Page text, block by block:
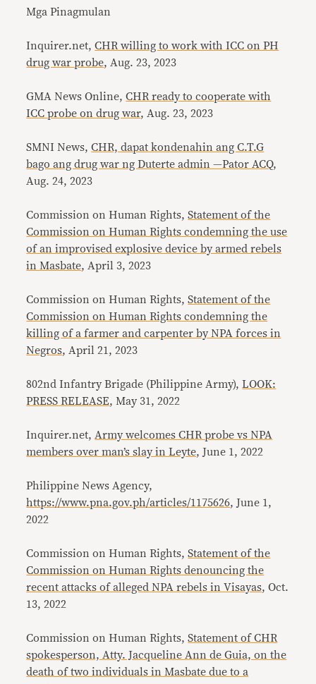
Mga Pinagmulan
Inquirer.net,CHR willing to work with ICC on PH
drug war probe, Aug. 23, 2023
GMA News Online,CHR ready to cooperate with
ICC probe on drug war, Aug. 23, 2023
SMNI News,CHR, dapat kondenahin ang C.T.G
bago ang drug war ng Duterte admin —Pator ACQ,
Aug. 24, 2023
Commission on Human Rights,Statement of the
Commission on Human Rights condemning the use
of an improvised explosive device by armed rebels
in Masbate, April 3, 2023
Commission on Human Rights,Statement of the
Commission on Human Rights condemning the
killing of a farmer and carpenter by NPA forces in
Negros, April 21, 2023
802nd Infantry Brigade (Philippine Army),LOOK:
PRESS RELEASE, May 31, 2022
Inquirer.net,Army welcomes CHR probe vs NPA
members over man’s slay in Leyte, June 1, 2022
Philippine News Agency,
https://www.pna.gov.ph/articles/1175626, June 1,
2022
Commission on Human Rights,Statement of the
Commission on Human Rights denouncing the
recent attacks of alleged NPA rebels in Visayas, Oct.
13, 2022
Commission on Human Rights,Statement of CHR
spokesperson, Atty. Jacqueline Ann de Guia, on the
death of two individuals in Masbate due to a